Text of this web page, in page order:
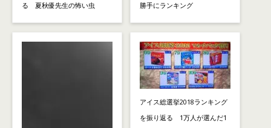
る 夏秋優先生の怖い虫
勝手にランキング
アイス総選挙2018ランキング
を振り返る 1万人が選んだ1